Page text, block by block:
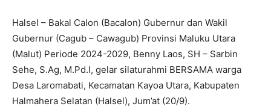
Halsel – Bakal Calon (Bacalon) Gubernur dan Wakil
Gubernur (Cagub – Cawagub) Provinsi Maluku Utara
(Malut) Periode 2024-2029, Benny Laos, SH – Sarbin
Sehe, S.Ag, M.Pd.I, gelar silaturahmi BERSAMA warga
Desa Laromabati, Kecamatan Kayoa Utara, Kabupaten
Halmahera Selatan (Halsel), Jum’at (20/9).